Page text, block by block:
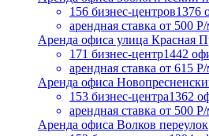
156 бизнес-центров1376
арендная ставка от 500 Р/
Аренда офиса улица Красная
171 бизнес-центр1442
арендная ставка от 615 Р/
Аренда офиса
153 бизнес-центра1362
арендная ставка от 500 Р/
Аренда офиса Волков переулок